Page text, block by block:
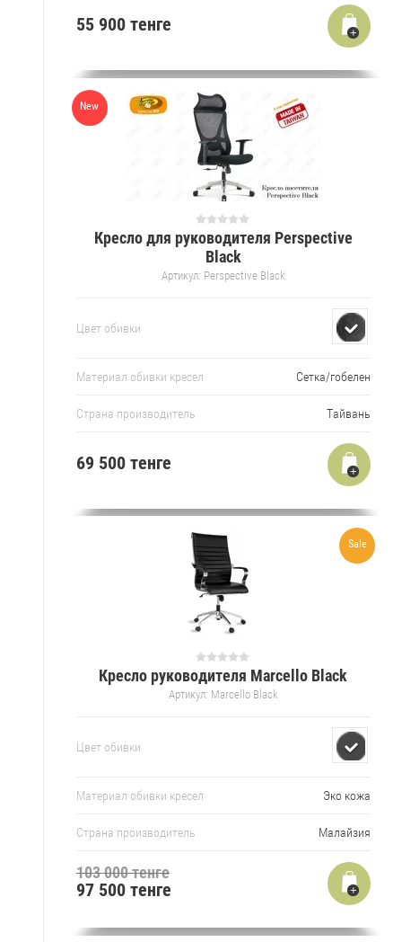
55 900 тенге
Кресло для руководителя Perspective
Black
Артикул: Perspective Black
Цвет обивки
Материал обивки кресел Сетка/гобелен
Страна производитель Тайвань
New
69 500 тенге
Кресло руководителя Marcello Black
Артикул: Marcello Black
Цвет обивки
Материал обивки кресел Эко кожа
Страна производитель Малайзия
Sale
103 000 тенге
97 500 тенге